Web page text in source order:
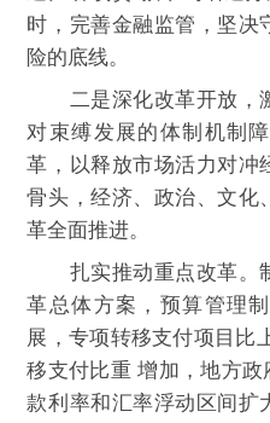
时，完善金融监管，坚决
险的底线。
二是深化改革开放，
对束缚发展的体制机制
革，以释放市场活力对冲
骨头，经济、政治、文化
革全面推进。
扎实推动重点改革。
革总体方案，预算管理
展，专项转移支付项目比
移支付比重 增加，地方
款利率和汇率浮动区间扩